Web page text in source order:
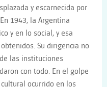
y escarnecida por
1943, la Argentina
y en lo social, y esa
Su dirigencia no
las instituciones
con todo. En el golpe
ocurrido en los